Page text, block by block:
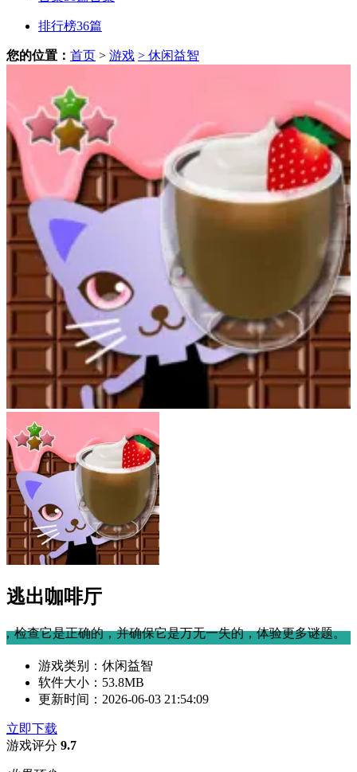
排行榜36篇
您的位置： 首页 > 游戏 > 休闲益智
逃出咖啡厅
并确保它是万无一失的，体验更多谜题。
游戏类别： 休闲益智
软件大小： 53.8MB
更新时间： 2026-06-03 21:54:09
立即下载
游戏评分 9.7